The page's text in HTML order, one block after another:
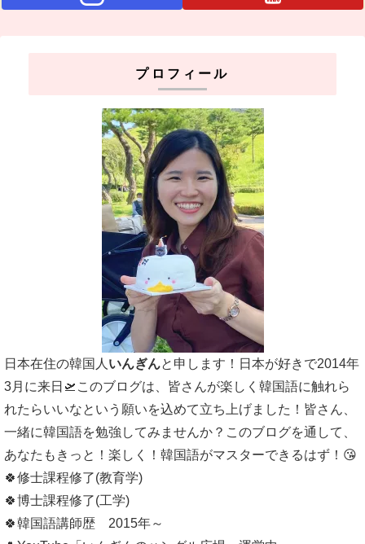
プロフィール
日本在住の韓国人 いんぎんと申します！日本が好きで2014年
3月に来日🛫このブログは、皆さんが楽しく韓国語に触れら
れたらいいなという願いを込めて立ち上げました！皆さん、
一緒に韓国語を勉強してみませんか？このブログを通して、
あなたもきっと！楽しく！韓国語がマスターできるはず！😘
🍀修士課程修了(教育学)
🍀博士課程修了(工学)
🍀韓国語講師歴 2015年～